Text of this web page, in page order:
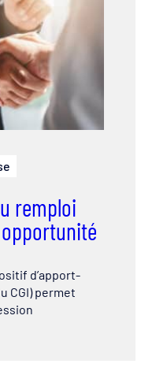
remploi
opportunité
d’apport-
CGI) permet